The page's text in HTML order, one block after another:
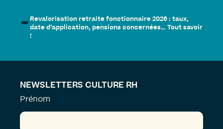
Revalorisation retraite fonctionnaire 2026 : taux,
date d’application, pensions concernées… Tout savoir
!
NEWSLETTERS CULTURE RH
Prénom